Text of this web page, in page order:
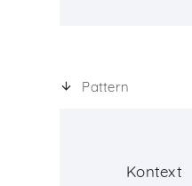
Pattern
Kontext